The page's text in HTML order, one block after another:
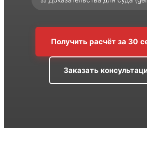
Получить расчёт за 30
Заказать